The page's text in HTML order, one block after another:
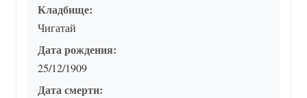
Кладбище:
Чигатай
Дата рождения:
25/12/1909
Дата смерти: